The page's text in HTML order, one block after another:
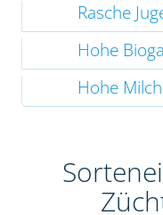
Rasche
Hohe
Hohe